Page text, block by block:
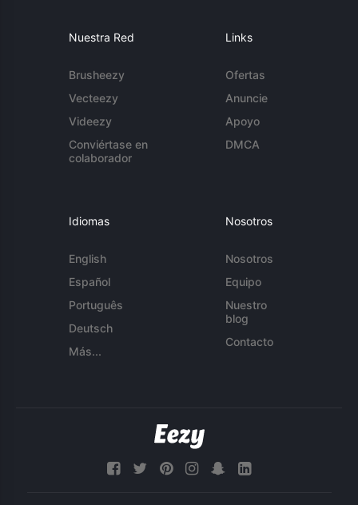
Nuestra Red
Brusheezy
Vecteezy
Videezy
Conviértase en
colaborador
Links
Ofertas
Anuncie
Apoyo
DMCA
Idiomas
English
Español
Português
Deutsch
Más...
Nosotros
Nosotros
Equipo
Nuestro
blog
Contacto